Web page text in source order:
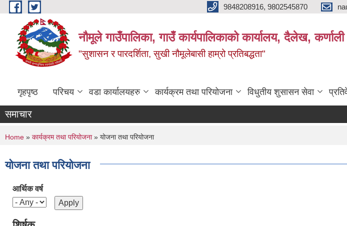
Skip to main content 9848208916, 9802545870
नौमूले गाउँपालिका, गाउँ कार्यपालिकाको कार्यालय, दैलेख,
"सुशासन र पारदर्शिता, सुखी नौमूलेबासी हाम्रो प्रतिबद्धता"
गृहपृष्ठ परिचय वडा कार्यालयहरु कार्यक्रम तथा परियोजना विधुतीय शुसासन सेवा
समाचार
You are here
Home » कार्यक्रम तथा परियोजना» योजना तथा परियोजना
योजना तथा परियोजना
आर्थिक वर्ष